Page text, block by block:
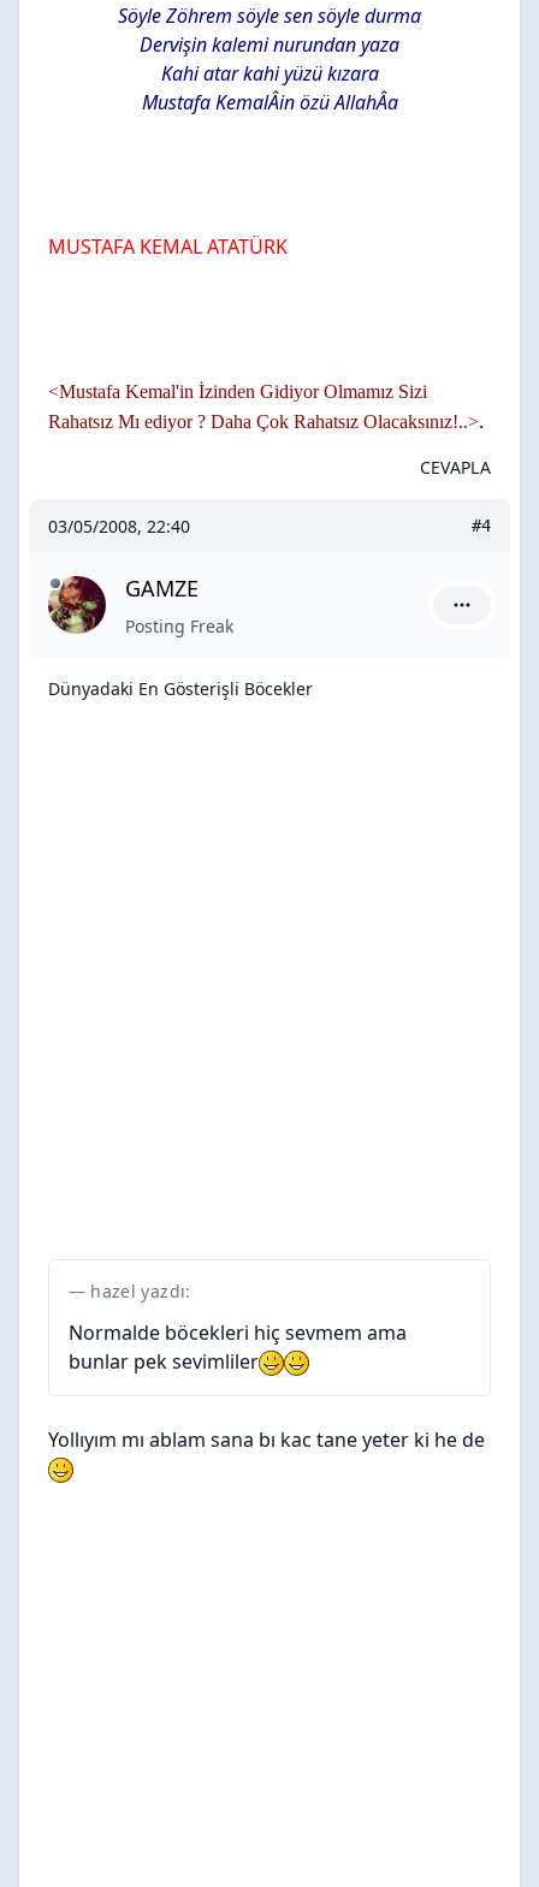
Söyle Zöhrem söyle sen söyle durma
Dervişin kalemi nurundan yaza
Kahi atar kahi yüzü kızara
Mustafa KemalÂin özü AllahÂa
MUSTAFA KEMAL ATATÜRK
<Mustafa Kemal'in İzinden Gidiyor Olmamız Sizi
Rahatsız Mı ediyor ? Daha Çok Rahatsız Olacaksınız!..>.
CEVAPLA
03/05/2008, 22:40 #4
GAMZE
Posting Freak
Dünyadaki En Gösterişli Böcekler
hazel yazdı:
Normalde böcekleri hiç sevmem ama
bunlar pek sevimliler
Yollıyım mı ablam sana bı kac tane yeter ki he de